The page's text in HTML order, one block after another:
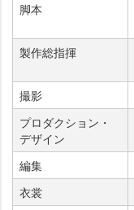
脚本
製作総指揮
撮影
プロダクション・
デザイン
編集
衣裳